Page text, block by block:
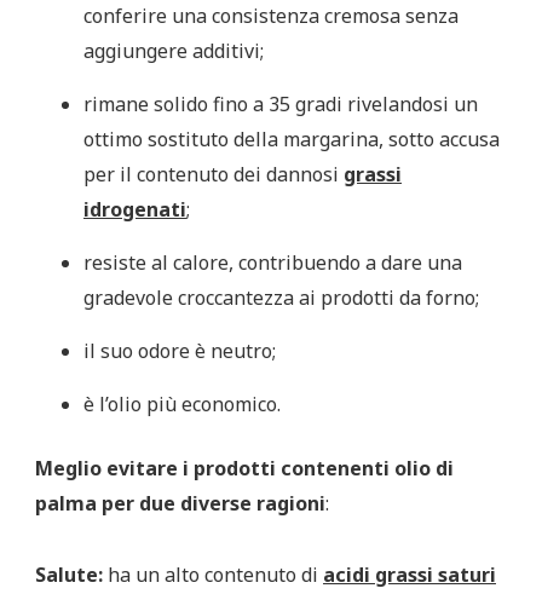
conferire una consistenza cremosa senza
aggiungere additivi;
rimane solido fino a 35 gradi rivelandosi un
ottimo sostituto della margarina, sotto accusa
per il contenuto dei dannosi grassi
idrogenati;
resiste al calore, contribuendo a dare una
gradevole croccantezza ai prodotti da forno;
il suo odore è neutro;
è l’olio più economico.
Meglio evitare i prodotti contenenti olio di
palma per due diverse ragioni:
Salute: ha un alto contenuto di acidi grassi saturi